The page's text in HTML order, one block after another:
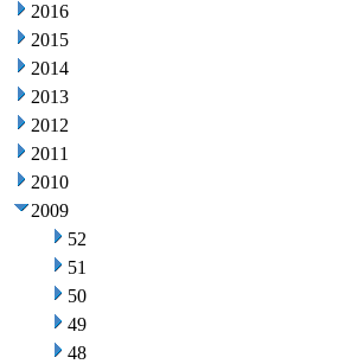
2016
2015
2014
2013
2012
2011
2010
2009
52
51
50
49
48